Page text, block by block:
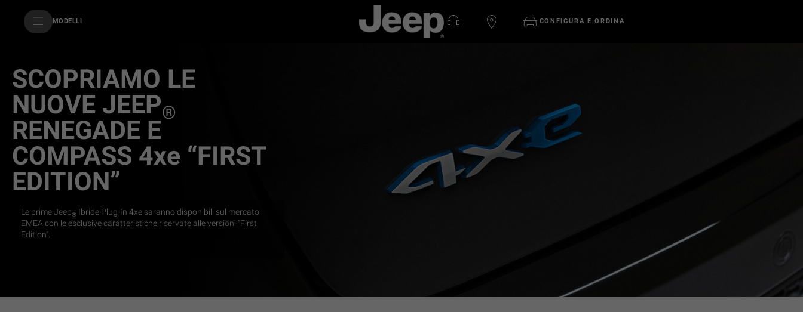
MODELLI CONFIGURA E ORDINA
SCOPRIAMO LE
NUOVE JEEP®
RENEGADE E
COMPASS 4xe “FIRST
EDITION”
Le prime Jeep® Ibride Plug-In 4xe saranno disponibili sul mercato
EMEA con le esclusive caratteristiche riservate alle versioni “First
Edition”.